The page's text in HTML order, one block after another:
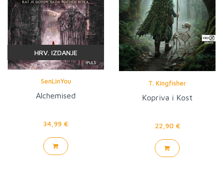
HRV. IZDANJE
SenLinYou
Alchemised
34,99 €
T. Kingfisher
Kopriva i Kost
22,90 €